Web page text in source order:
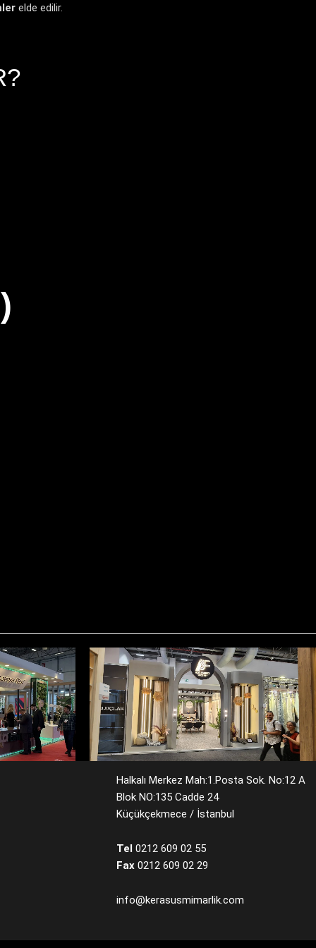
elde edilir.
FUARI
Halkalı Merkez Mah:1.Posta Sok. No:12 A
Blok NO:135 Cadde 24
Küçükçekmece / İstanbul
Tel0212 609 02 55
Fax0212 609 02 29
info@kerasusmimarlik.com